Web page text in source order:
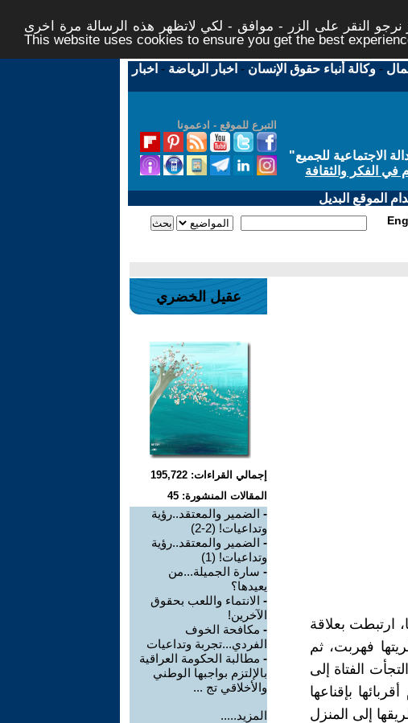
النقر على الزر - موافق - لكي لاتظهر هذه الرسالة مرة اخرى -
This website uses cookies to ensure you get the best
-وكالة أنباء حقوق الإنسان - اخبار الرياضة - اخبار
التبرع للموقع - ادعمونا
الاجتماعية للجميع"
في الفكر والثقافة
الموقع البديل
ارتبطت بعلاقة
فهربت، ثم
الفتاة إلى
بإقناعها
إلى المنزل
عقيل الخضري
إجمالي القراءات: 195,722
المقالات المنشورة: 45
- الضمير والمعتقد..رؤية
وتداعيات! (2-2)
- الضمير والمعتقد..رؤية
وتداعيات! (1)
- سارة الجميلة...من
يعيدها؟
- الانتماء واللعب بحقوق
الآخرين!
- مكافحة الخوف
الفردي...تجربة وتداعيات
- مطالبة الحكومة العراقية
بالإلتزم بواجبها الوطني
والأخلاقي تج ...
المزيد.....